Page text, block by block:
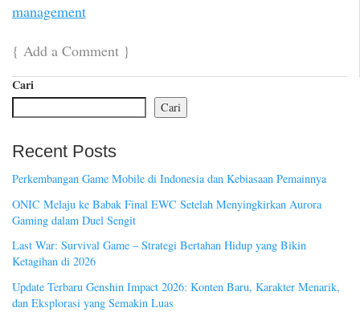
management
{ Add a Comment }
Cari
Cari
Recent Posts
Perkembangan Game Mobile di Indonesia dan Kebiasaan Pemainnya
ONIC Melaju ke Babak Final EWC Setelah Menyingkirkan Aurora
Gaming dalam Duel Sengit
Last War: Survival Game – Strategi Bertahan Hidup yang Bikin
Ketagihan di 2026
Update Terbaru Genshin Impact 2026: Konten Baru, Karakter Menarik,
dan Eksplorasi yang Semakin Luas